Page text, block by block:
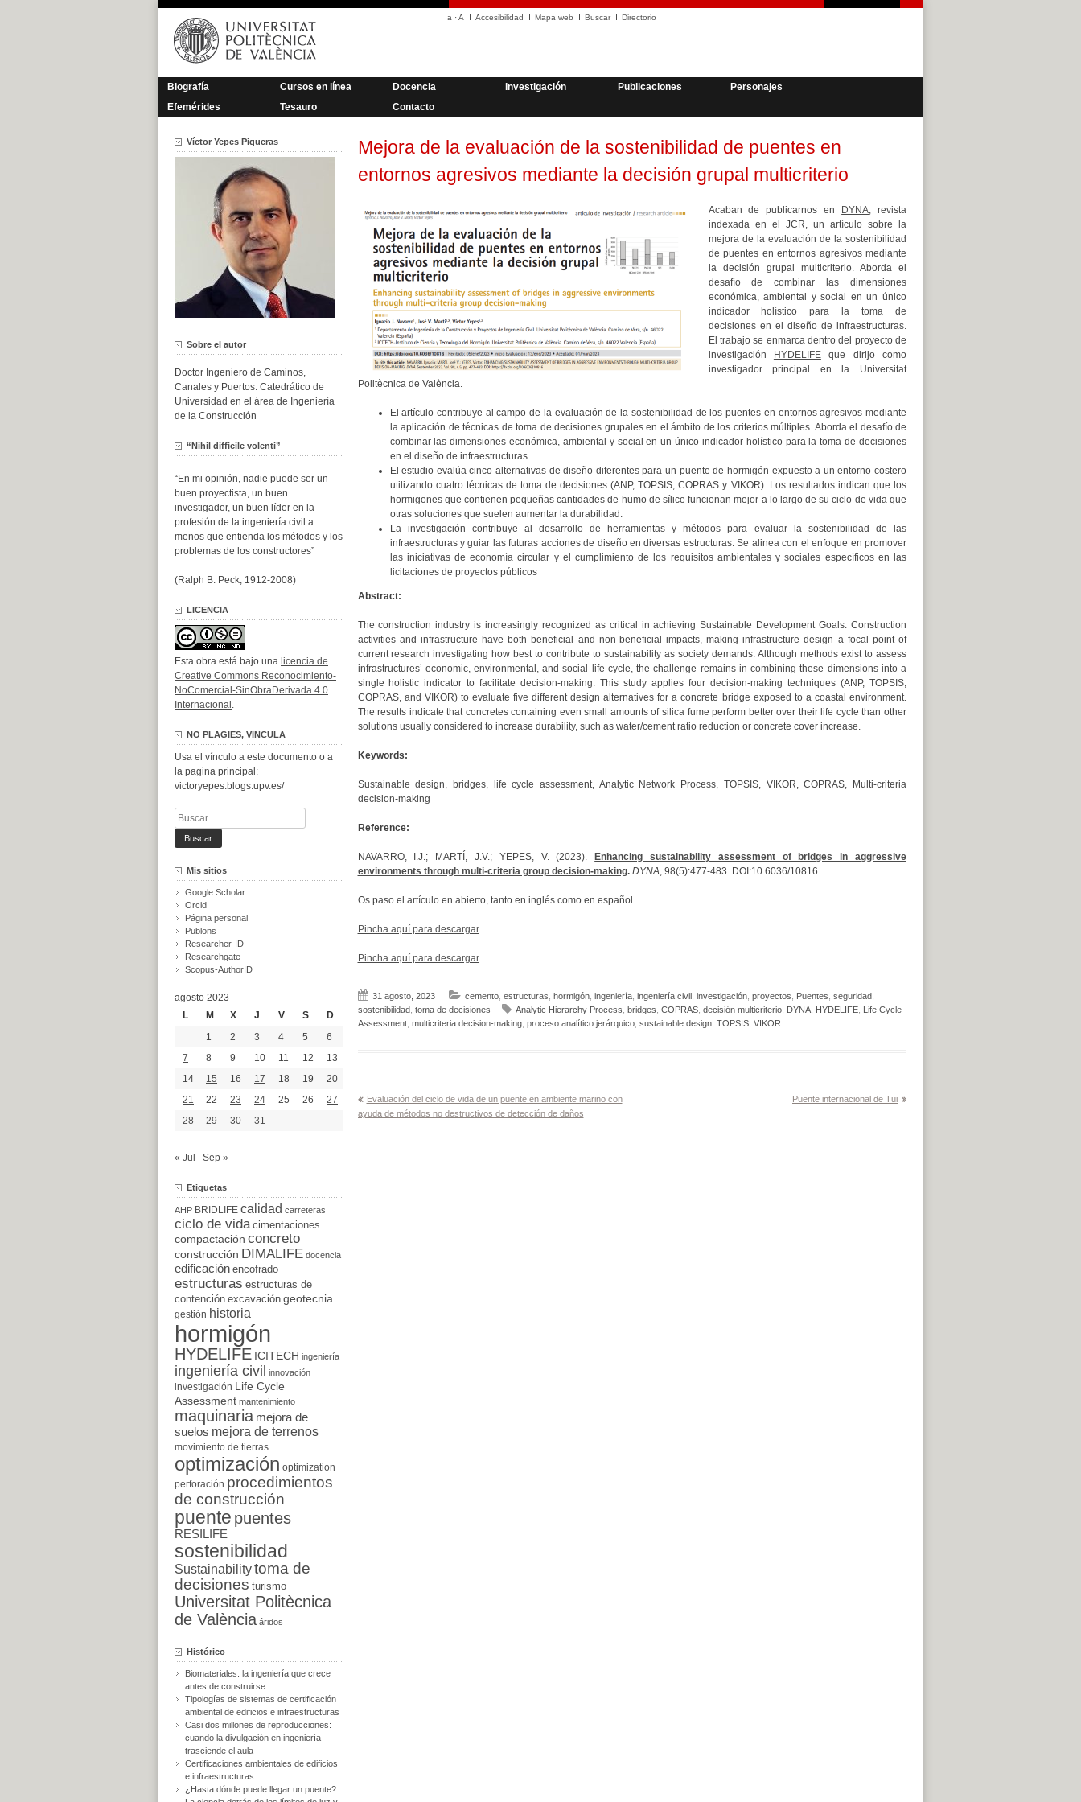
Saltar
contenido
a ·A Accesibilidad Mapa web Buscar Directorio
Biografía Cursos en línea Docencia Investigación Publicaciones
Personajes
Efemérides
Tesauro Contacto
Mejora de la evaluación de la sostenibilidad de puentes en
entornos agresivos mediante la decisión grupal multicriterio
Acaban de publicarnos en DYNA, revista
indexada en el JCR, un artículo sobre la
mejora de la evaluación de la sostenibilidad
de puentes en entornos agresivos mediante
la decisión grupal multicriterio. Aborda el
desafío de combinar las dimensiones
económica, ambiental y social en un único
indicador holístico para la toma de
decisiones en el diseño de infraestructuras.
El trabajo se enmarca dentro del proyecto de
investigación
HYDELIFEque dirijo como
investigador principal en la Universitat
Politècnica de València.
El artículo contribuye al campo de la evaluación de la sostenibilidad de los puentes en entornos agresivos mediante
la aplicación de técnicas de toma de decisiones grupales en el ámbito de los criterios múltiples. Aborda el desafío de
combinar las dimensiones económica, ambiental y social en un único indicador holístico para la toma de decisiones
en el diseño de infraestructuras.
El estudio evalúa cinco alternativas de diseño diferentes para un puente de hormigón expuesto a un entorno costero
utilizando cuatro técnicas de toma de decisiones (ANP, TOPSIS, COPRAS y VIKOR). Los resultados indican que los
hormigones que contienen pequeñas cantidades de humo de sílice funcionan mejor a lo largo de su ciclo de vida que
otras soluciones que suelen aumentar la durabilidad.
La investigación contribuye al desarrollo de herramientas y métodos para evaluar la sostenibilidad de las
infraestructuras y guiar las futuras acciones de diseño en diversas estructuras. Se alinea con el enfoque en promover
las iniciativas de economía circular y el cumplimiento de los requisitos ambientales y sociales específicos en las
licitaciones de proyectos públicos
Abstract:
The construction industry is increasingly recognized as critical in achieving Sustainable Development Goals. Construction
activities and infrastructure have both beneficial and non-beneficial impacts, making infrastructure design a focal point of
current research investigating how best to contribute to sustainability as society demands. Although methods exist to assess
infrastructures’ economic, environmental, and social life cycle, the challenge remains in combining these dimensions into a
single holistic indicator to facilitate decision-making. This study applies four decision-making techniques (ANP, TOPSIS,
COPRAS, and VIKOR) to evaluate five different design alternatives for a concrete bridge exposed to a coastal environment.
The results indicate that concretes containing even small amounts of silica fume perform better over their life cycle than other
solutions usually considered to increase durability, such as water/cement ratio reduction or concrete cover increase.
Keywords:
Sustainable design, bridges, life cycle assessment, Analytic Network Process, TOPSIS, VIKOR, COPRAS, Multi-criteria
decision-making
Reference:
NAVARRO, I.J.; MARTÍ, J.V.; YEPES, V. (2023).
Enhancing sustainability assessment of bridges in aggressive
environments through multi-criteria group decision-making. DYNA, 98(5):477-483. DOI:10.6036/10816
Os paso el artículo en abierto, tanto en inglés como en español.
Pincha aquí para descargar
Pincha aquí para descargar
31 agosto, 2023 cemento, estructuras hormigón, ingeniería, ingeniería civil investigación, proyectos Puentes seguridad
sostenibilidad toma de decisiones Analytic Hierarchy Process bridges COPRAS, decisión multicriterio, DYNA, HYDELIFE,
Life Cycle
Assessment, multicriteria decision-making, proceso analítico jerárquico, sustainable design, TOPSIS, VIKOR
Navegación
de
Evaluación del ciclo de vida de un puente en ambiente marino con
ayuda de métodos no destructivos de detección de daños
Puente internacional de Tui
Víctor Yepes Piqueras
Sobre el autor
Doctor Ingeniero de Caminos,
Canales y Puertos. Catedrático de
Universidad en el área de Ingeniería
de la Construcción
“Nihil difficile volenti”
“En mi opinión, nadie puede ser un
buen proyectista, un buen
investigador, un buen líder en la
profesión de la ingeniería civil a
menos que entienda los métodos y los
problemas de los constructores”
(Ralph B. Peck, 1912-2008)
LICENCIA
Esta obra está bajo una licencia de
Creative Commons Reconocimiento-
NoComercial-SinObraDerivada 4.0
Internacional .
NO PLAGIES, VINCULA
Usa el vínculo a este documento o a
la pagina principal:
victoryepes.blogs.upv.es/
Buscar:
Mis sitios
Google Scholar
Orcid
Página personal
Publons
Researcher-ID
Researchgate
Scopus-AuthorID
agosto 2023
L
M X J V S
D
1
2 3 4 5
6
7
8 9 10 11 12
13
14
15 16 17 18 19
20
21
22 23 24 25 26
27
28
29 30 31
« Jul Sep »
Etiquetas
AHP BRIDLIFE calidad carreteras
ciclo de vida cimentaciones
compactación concreto
construcción DIMALIFE docencia
edificación encofrado
estructuras estructuras de
contención excavación geotecnia
gestión historia
hormigón
HYDELIFE ICITECH ingeniería
ingeniería civil innovación
investigación
Life Cycle
Assessment mantenimiento
maquinaria mejora de
suelos mejora de terrenos
movimiento de tierras
optimización optimization
perforación procedimientos
de construcción
puente puentes
RESILIFE
sostenibilidad
Sustainabilitytoma de
decisiones turismo
Universitat Politècnica
de València áridos
Histórico
Biomateriales: la ingeniería que crece
antes de construirse
Tipologías de sistemas de certificación
ambiental de edificios e infraestructuras
Casi dos millones de reproducciones:
cuando la divulgación en ingeniería
trasciende el aula
Certificaciones ambientales de edificios
e infraestructuras
¿Hasta dónde puede llegar un puente?